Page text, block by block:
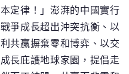
定律！」澎湃的中國實行
爭成長超出沖突抗衡、以
共贏摒棄零和博弈、以交
長庇護地球家園，提倡走